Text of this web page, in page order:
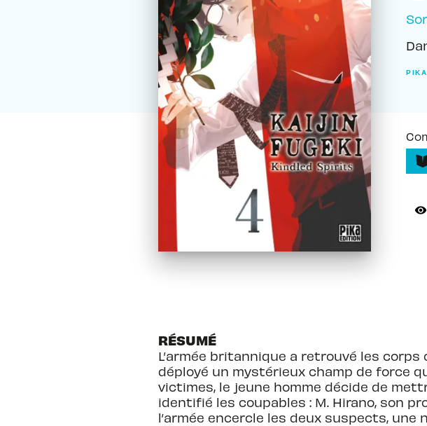
visibility
RÉSUMÉ
L’armée britannique a retrouvé les
déployé un mystérieux champ de force
victimes, le jeune homme décide de
identifié les coupables : M. Hirano, son
l’armée encercle les deux suspects, une